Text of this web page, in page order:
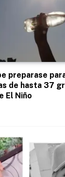
preparase
de hasta 37
El Niño